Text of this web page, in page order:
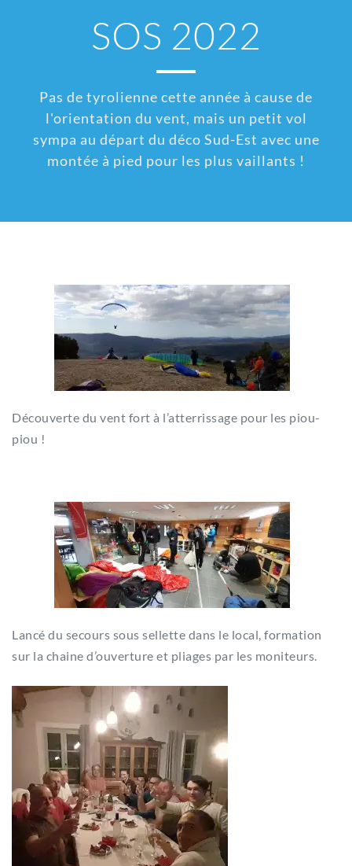
SOS 2022
Pas de tyrolienne cette année à cause de
l'orientation du vent, mais un petit vol
sympa au départ du déco Sud-Est avec une
montée à pied pour les plus vaillants !
Découverte du vent fort à l’atterrissage pour les piou-
piou !
Lancé du secours sous sellette dans le local, formation
sur la chaine d’ouverture et pliages par les moniteurs.